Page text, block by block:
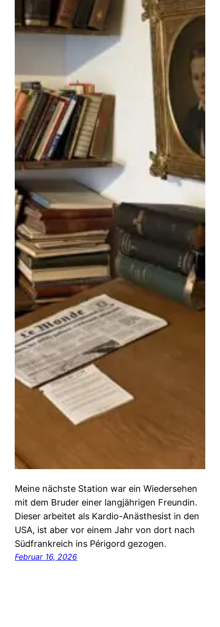
Meine nächste Station war ein Wiedersehen
mit dem Bruder einer langjährigen Freundin.
Dieser arbeitet als Kardio-Anästhesist in den
USA, ist aber vor einem Jahr von dort nach
Südfrankreich ins Périgord gezogen.
Februar 16, 2026